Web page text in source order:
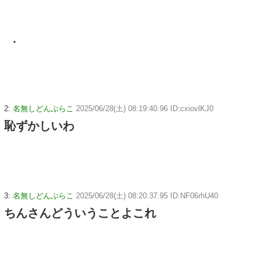
.
2: 名無しどんぶらこ 2025/06/28(土) 08:19:40.96 ID:cxiovlKJ0
恥ずかしいわ
3: 名無しどんぶらこ 2025/06/28(土) 08:20:37.95 ID:NF06rhU40
ちんさんどういうことよこれ